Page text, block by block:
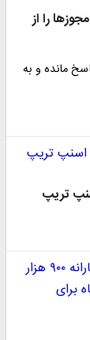
را از
مانده و به
تریپ